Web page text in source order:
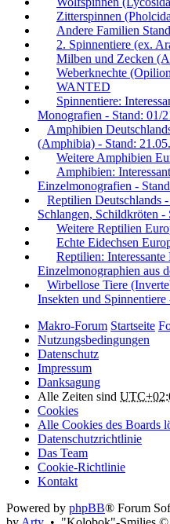
Zitterspinnen
Andere Familien
2. Spinnentiere (ex.
Milben und Zecken
Weberknechte
WANTED
Spinnentiere:
Monografien - Stand: 01/
Amphibien
(Amphibia) - Stand:
Weitere Amphibien
Amphibien:
Einzelmonografien -
Reptilien Deutschlands
Schlangen, Schildkröten -
Weitere Reptilien
Echte Eidechsen
Reptilien:
Einzelmonographien aus
Wirbellose Tiere
Insekten und
Makro-Forum Startseite
Nutzungsbedingungen
Datenschutz
Impressum
Danksagung
Alle Zeiten sind
Cookies
Alle Cookies des Boards
Datenschutzrichtlinie
Das Team
Cookie-Richtlinie
Kontakt
Powered by phpBB® Forum